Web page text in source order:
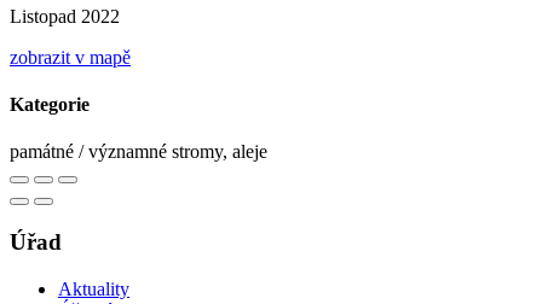
Listopad 2022
zobrazit v mapě
Kategorie
památné / významné stromy, aleje
Úřad
Aktuality